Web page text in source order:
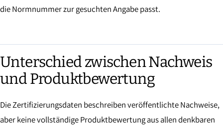
die Normnummer zur gesuchten Angabe passt.
Unterschied zwischen Nachweis
und Produktbewertung
Die Zertifizierungsdaten beschreiben veröffentlichte Nachweise,
aber keine vollständige Produktbewertung aus allen denkbaren